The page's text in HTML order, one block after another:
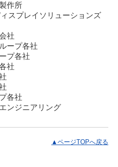
作所
スプレイソリューションズ
社
ープ各社
プ各社
社
各社
ンジニアリング
▲ページTOPへ戻る